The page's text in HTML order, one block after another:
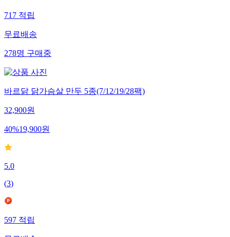
717적립
무료배송
278명구매중
바르닭 닭가슴살 만두 5종(7/12/19/28팩)
32,900원
40%19,900원
5.0
(3)
597적립